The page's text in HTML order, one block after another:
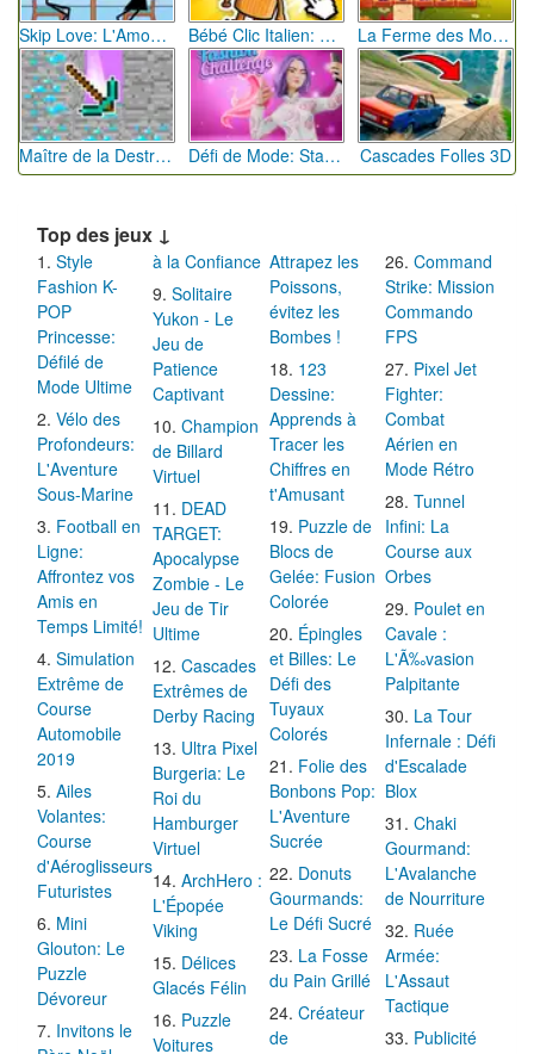
Skip Love: L'Amour en Péril Bébé Clic Italien: La Folie des Petits Bambins La Ferme des Mots - Cultivez votre Vocabulaire
Maître de la Destruction: Fusion de Pioches Défi de Mode: Star du Podium Cascades Folles 3D
Top des jeux ↓
Style
Fashion K-
POP
Princesse:
Défilé de
Mode Ultime
Vélo des
Profondeurs:
L'Aventure
Sous-Marine
Football en
Ligne:
Affrontez vos
Amis en
Temps Limité!
Simulation
Extrême de
Course
Automobile
2019
Ailes
Volantes:
Course
d'Aéroglisseurs
Futuristes
Mini
Glouton: Le
Puzzle
Dévoreur
Invitons le
à la Confiance
Solitaire
Yukon - Le
Jeu de
Patience
Captivant
Champion
de Billard
Virtuel
DEAD
TARGET:
Apocalypse
Zombie - Le
Jeu de Tir
Ultime
Cascades
Extrêmes de
Derby Racing
Ultra Pixel
Burgeria: Le
Roi du
Hamburger
Virtuel
ArchHero :
L'Épopée
Viking
Délices
Glacés Félin
Puzzle
Voitures
Attrapez les
Poissons,
évitez les
Bombes !
123
Dessine:
Apprends à
Tracer les
Chiffres en
t'Amusant
Puzzle de
Blocs de
Gelée: Fusion
Colorée
Épingles
et Billes: Le
Défi des
Tuyaux
Colorés
Folie des
Bonbons Pop:
L'Aventure
Sucrée
Donuts
Gourmands:
Le Défi Sucré
La Fosse
du Pain Grillé
Créateur
de
Command
Strike: Mission
Commando
FPS
Pixel Jet
Fighter:
Combat
Aérien en
Mode Rétro
Tunnel
Infini: La
Course aux
Orbes
Poulet en
Cavale :
L'Ã‰vasion
Palpitante
La Tour
Infernale : Défi
d'Escalade
Blox
Chaki
Gourmand:
L'Avalanche
de Nourriture
Ruée
Armée:
L'Assaut
Tactique
Publicité